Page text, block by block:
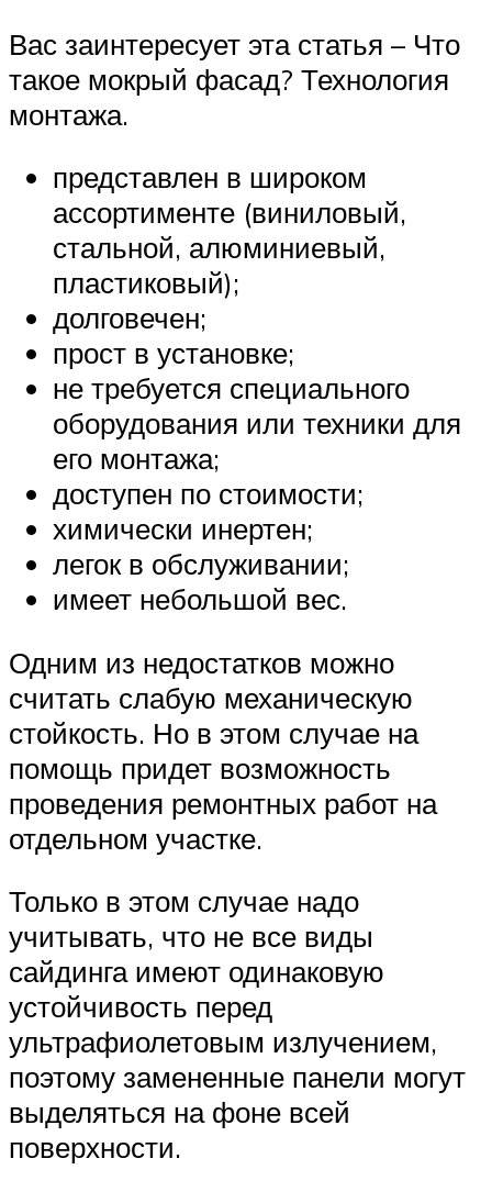
Вас заинтересует эта статья – Что
такое мокрый фасад? Технология
монтажа.
представлен в широком
ассортименте (виниловый,
стальной, алюминиевый,
пластиковый);
долговечен;
прост в установке;
не требуется специального
оборудования или техники для
его монтажа;
доступен по стоимости;
химически инертен;
легок в обслуживании;
имеет небольшой вес.
Одним из недостатков можно
считать слабую механическую
стойкость. Но в этом случае на
помощь придет возможность
проведения ремонтных работ на
отдельном участке.
Только в этом случае надо
учитывать, что не все виды
сайдинга имеют одинаковую
устойчивость перед
ультрафиолетовым излучением,
поэтому замененные панели могут
выделяться на фоне всей
поверхности.